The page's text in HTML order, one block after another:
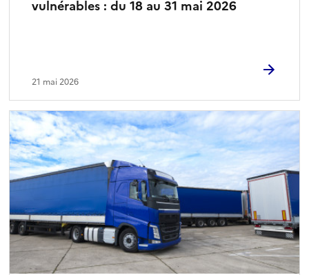
vulnérables : du 18 au 31 mai 2026
21 mai 2026